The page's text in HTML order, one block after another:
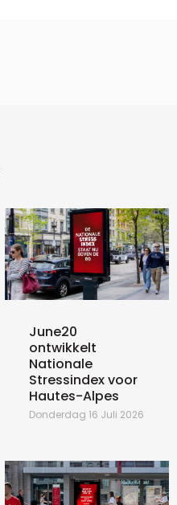
June20
ontwikkelt
Nationale
Stressindex voor
Hautes-Alpes
Donderdag 16 Juli 2026